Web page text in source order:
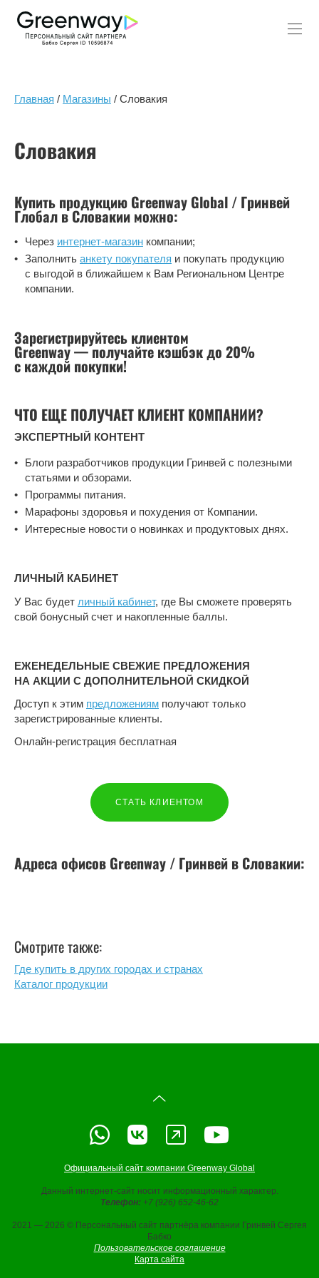
Главная / Магазины / Словакия
Словакия
Купить продукцию Greenway Global / Гринвей
Глобал в Словакии можно:
Через интернет-магазин компании;
Заполнить анкету покупателя и покупать продукцию
с выгодой в ближайшем к Вам Региональном Центре
компании.
Зарегистрируйтесь клиентом
Greenway — получайте кэшбэк до 20%
с каждой покупки!
ЧТО ЕЩЕ ПОЛУЧАЕТ КЛИЕНТ КОМПАНИИ?
ЭКСПЕРТНЫЙ КОНТЕНТ
Блоги разработчиков продукции Гринвей с полезными
статьями и обзорами.
Программы питания.
Марафоны здоровья и похудения от Компании.
Интересные новости о новинках и продуктовых днях.
ЛИЧНЫЙ КАБИНЕТ
У Вас будет личный кабинет, где Вы сможете проверять
свой бонусный счет и накопленные баллы.
ЕЖЕНЕДЕЛЬНЫЕ СВЕЖИЕ ПРЕДЛОЖЕНИЯ
НА АКЦИИ С ДОПОЛНИТЕЛЬНОЙ СКИДКОЙ
Доступ к этим предложениям получают только
зарегистрированные клиенты.
Онлайн-регистрация бесплатная
СТАТЬ КЛИЕНТОМ
Адреса офисов Greenway / Гринвей в Словакии:
Смотрите также:
Где купить в других городах и странах
Каталог продукции
Официальный сайт компании Greenway Global
Данный интернет-сайт носит информационный характер.
Телефон: +7 (926) 652-46-62
2021 — 2026 © Персональный сайт партнёра компании Гринвей Сергея
Бабко
Пользовательское соглашение
Карта сайта